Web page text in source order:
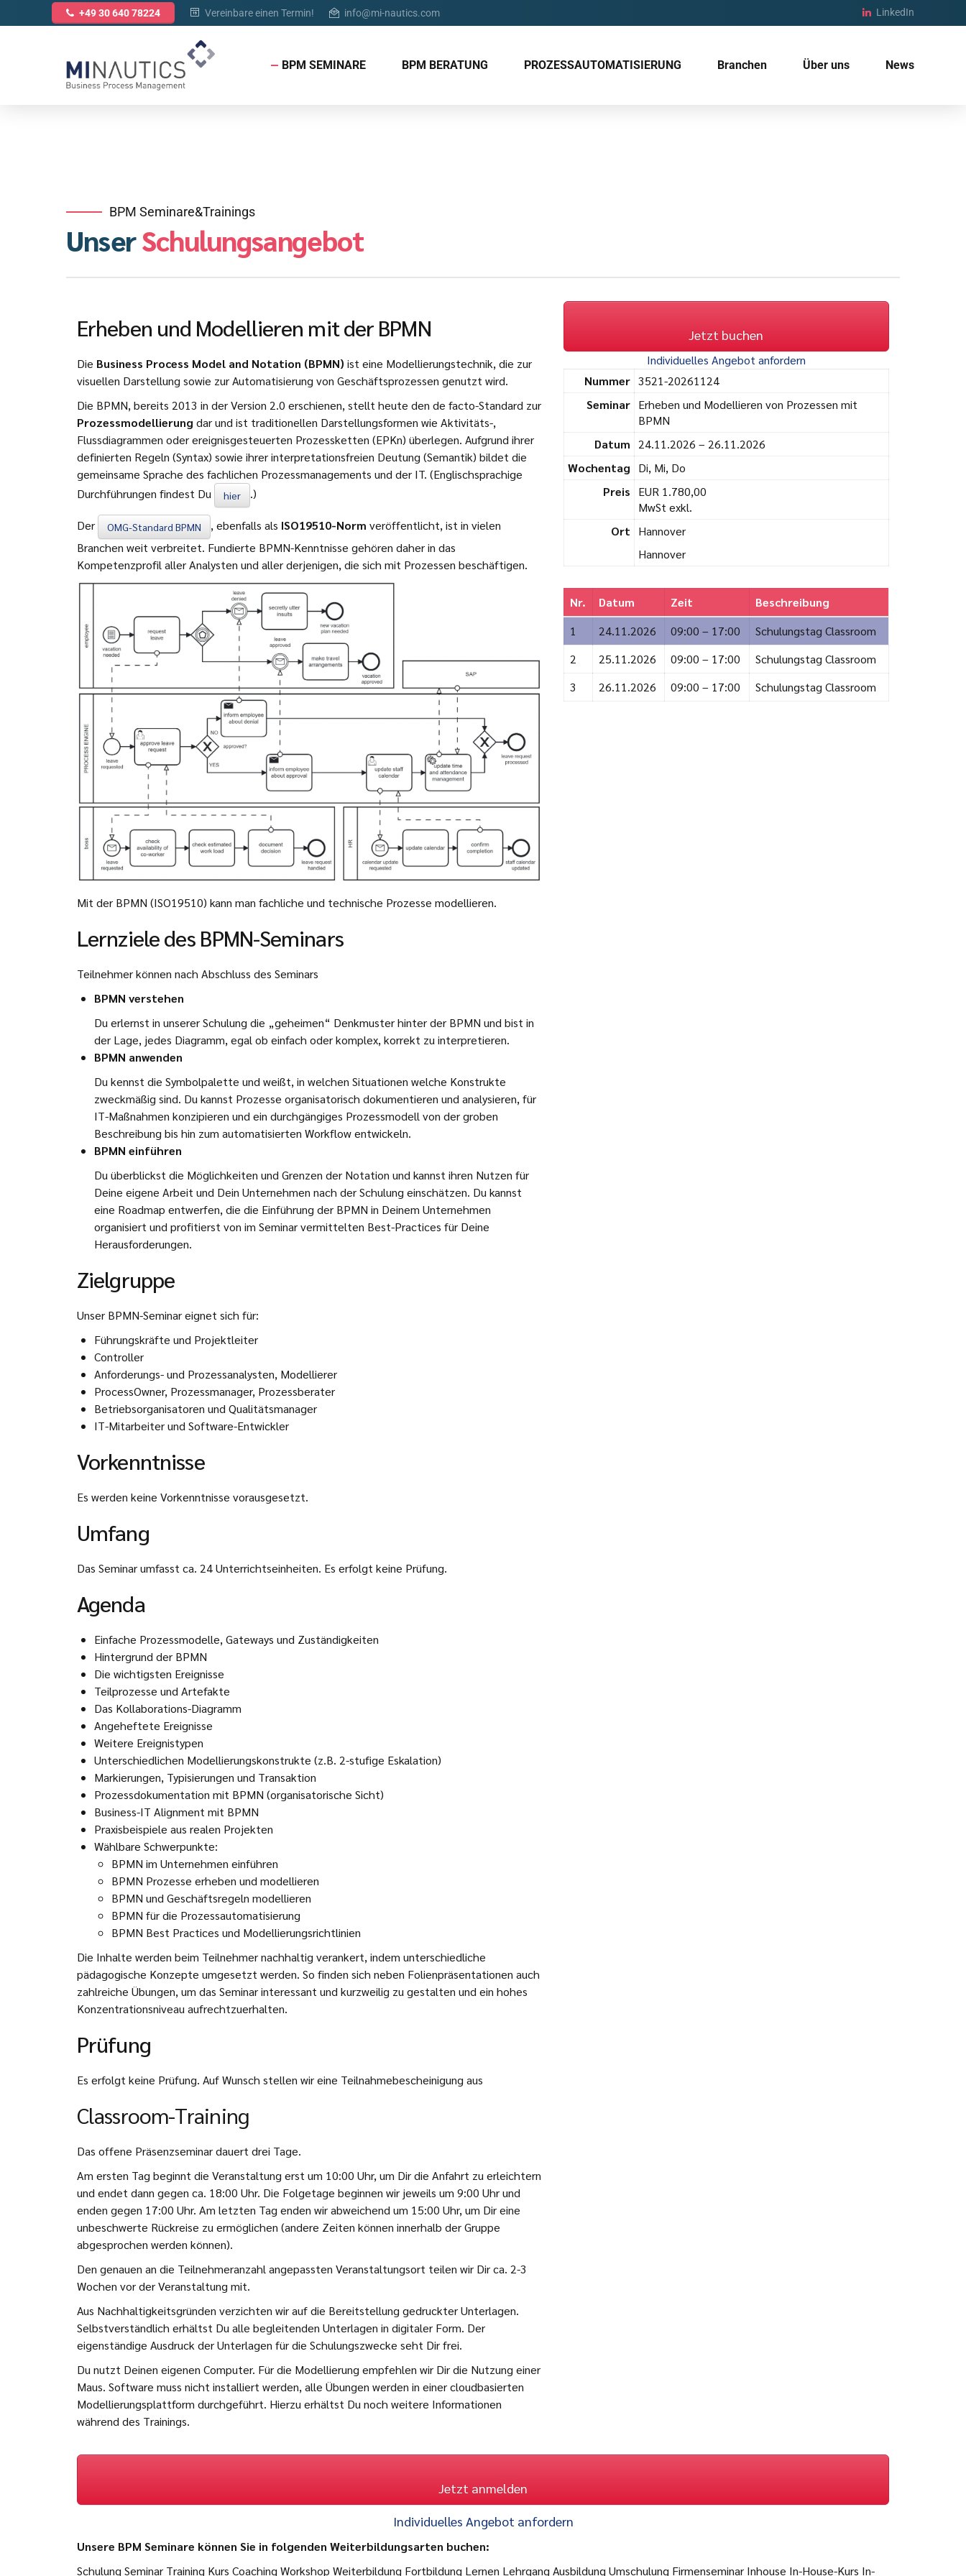
+49 30 640 78224 Vereinbare einen Termin! info@mi-nautics.com LinkedIn
BPM SEMINARE BPM BERATUNG PROZESSAUTOMATISIERUNG Branchen Über uns News
BPM Seminare&Trainings
UnserSchulungsangebot
Erheben und Modellieren mit der BPMN
Die Business Process Model and Notation (BPMN) ist eine Modellierungstechnik, die zur
visuellen Darstellung sowie zur Automatisierung von Geschäftsprozessen genutzt wird.
Die BPMN, bereits 2013 in der Version 2.0 erschienen, stellt heute den de facto-Standard zur
Prozessmodellierung dar und ist traditionellen Darstellungsformen wie Aktivitäts-,
Flussdiagrammen oder ereignisgesteuerten Prozessketten (EPKn) überlegen. Aufgrund ihrer
definierten Regeln (Syntax) sowie ihrer interpretationsfreien Deutung (Semantik) bildet die
gemeinsame Sprache des fachlichen Prozessmanagements und der IT. (Englischsprachige
Durchführungen findest Du
hier .)
Der OMG-Standard BPMN , ebenfalls als ISO19510-Norm veröffentlicht, ist in vielen
Branchen weit verbreitet. Fundierte BPMN-Kenntnisse gehören daher in das
Kompetenzprofil aller Analysten und aller derjenigen, die sich mit Prozessen beschäftigen.
Mit der BPMN (ISO19510) kann man fachliche und technische Prozesse modellieren.
Lernziele des BPMN-Seminars
Teilnehmer können nach Abschluss des Seminars
BPMN verstehen
Du erlernst in unserer Schulung die „geheimen“ Denkmuster hinter der BPMN und bist in
der Lage, jedes Diagramm, egal ob einfach oder komplex, korrekt zu interpretieren.
BPMN anwenden
Du kennst die Symbolpalette und weißt, in welchen Situationen welche Konstrukte
zweckmäßig sind. Du kannst Prozesse organisatorisch dokumentieren und analysieren, für
IT-Maßnahmen konzipieren und ein durchgängiges Prozessmodell von der groben
Beschreibung bis hin zum automatisierten Workflow entwickeln.
BPMN einführen
Du überblickst die Möglichkeiten und Grenzen der Notation und kannst ihren Nutzen für
Deine eigene Arbeit und Dein Unternehmen nach der Schulung einschätzen. Du kannst
eine Roadmap entwerfen, die die Einführung der BPMN in Deinem Unternehmen
organisiert und profitierst von im Seminar vermittelten Best-Practices für Deine
Herausforderungen.
Zielgruppe
Unser BPMN-Seminar eignet sich für:
Führungskräfte und Projektleiter
Controller
Anforderungs- und Prozessanalysten, Modellierer
ProcessOwner, Prozessmanager, Prozessberater
Betriebsorganisatoren und Qualitätsmanager
IT-Mitarbeiter und Software-Entwickler
Vorkenntnisse
Es werden keine Vorkenntnisse vorausgesetzt.
Umfang
Das Seminar umfasst ca. 24 Unterrichtseinheiten. Es erfolgt keine Prüfung.
Agenda
Einfache Prozessmodelle, Gateways und Zuständigkeiten
Hintergrund der BPMN
Die wichtigsten Ereignisse
Teilprozesse und Artefakte
Das Kollaborations-Diagramm
Angeheftete Ereignisse
Weitere Ereignistypen
Unterschiedlichen Modellierungskonstrukte (z.B. 2-stufige Eskalation)
Markierungen, Typisierungen und Transaktion
Prozessdokumentation mit BPMN (organisatorische Sicht)
Business-IT Alignment mit BPMN
Praxisbeispiele aus realen Projekten
Wählbare Schwerpunkte:
BPMN im Unternehmen einführen
BPMN Prozesse erheben und modellieren
BPMN und Geschäftsregeln modellieren
BPMN für die Prozessautomatisierung
BPMN Best Practices und Modellierungsrichtlinien
Die Inhalte werden beim Teilnehmer nachhaltig verankert, indem unterschiedliche
pädagogische Konzepte umgesetzt werden. So finden sich neben Folienpräsentationen auch
zahlreiche Übungen, um das Seminar interessant und kurzweilig zu gestalten und ein hohes
Konzentrationsniveau aufrechtzuerhalten.
Prüfung
Es erfolgt keine Prüfung. Auf Wunsch stellen wir eine Teilnahmebescheinigung aus
Classroom-Training
Das offene Präsenzseminar dauert drei Tage.
Am ersten Tag beginnt die Veranstaltung erst um 10:00 Uhr, um Dir die Anfahrt zu erleichtern
und endet dann gegen ca. 18:00 Uhr. Die Folgetage beginnen wir jeweils um 9:00 Uhr und
enden gegen 17:00 Uhr. Am letzten Tag enden wir abweichend um 15:00 Uhr, um Dir eine
unbeschwerte Rückreise zu ermöglichen (andere Zeiten können innerhalb der Gruppe
abgesprochen werden können).
Den genauen an die Teilnehmeranzahl angepassten Veranstaltungsort teilen wir Dir ca. 2-3
Wochen vor der Veranstaltung mit.
Aus Nachhaltigkeitsgründen verzichten wir auf die Bereitstellung gedruckter Unterlagen.
Selbstverständlich erhältst Du alle begleitenden Unterlagen in digitaler Form. Der
eigenständige Ausdruck der Unterlagen für die Schulungszwecke seht Dir frei.
Du nutzt Deinen eigenen Computer. Für die Modellierung empfehlen wir Dir die Nutzung einer
Maus. Software muss nicht installiert werden, alle Übungen werden in einer cloudbasierten
Modellierungsplattform durchgeführt. Hierzu erhältst Du noch weitere Informationen
während des Trainings.
Jetzt buchen
Individuelles Angebot anfordern
Nummer 3521-20261124
Seminar Erheben und Modellieren von Prozessen mit
BPMN
Datum
24.11.2026 – 26.11.2026
Wochentag
Di, Mi, Do
Preis
EUR 1.780,00
MwSt exkl.
Ort
Hannover
Hannover
Nr. Datum Zeit
Beschreibung
1
24.11.2026 09:00 – 17:00
Schulungstag Classroom
2
25.11.2026 09:00 – 17:00
Schulungstag Classroom
3
26.11.2026 09:00 – 17:00 Schulungstag Classroom
Jetzt anmelden
Individuelles Angebot anfordern
Unsere BPM Seminare können Sie in folgenden Weiterbildungsarten buchen:
Schulung Seminar Training Kurs Coaching Workshop Weiterbildung Fortbildung Lernen Lehrgang Ausbildung Umschulung Firmenseminar Inhouse In-House-Kurs In-